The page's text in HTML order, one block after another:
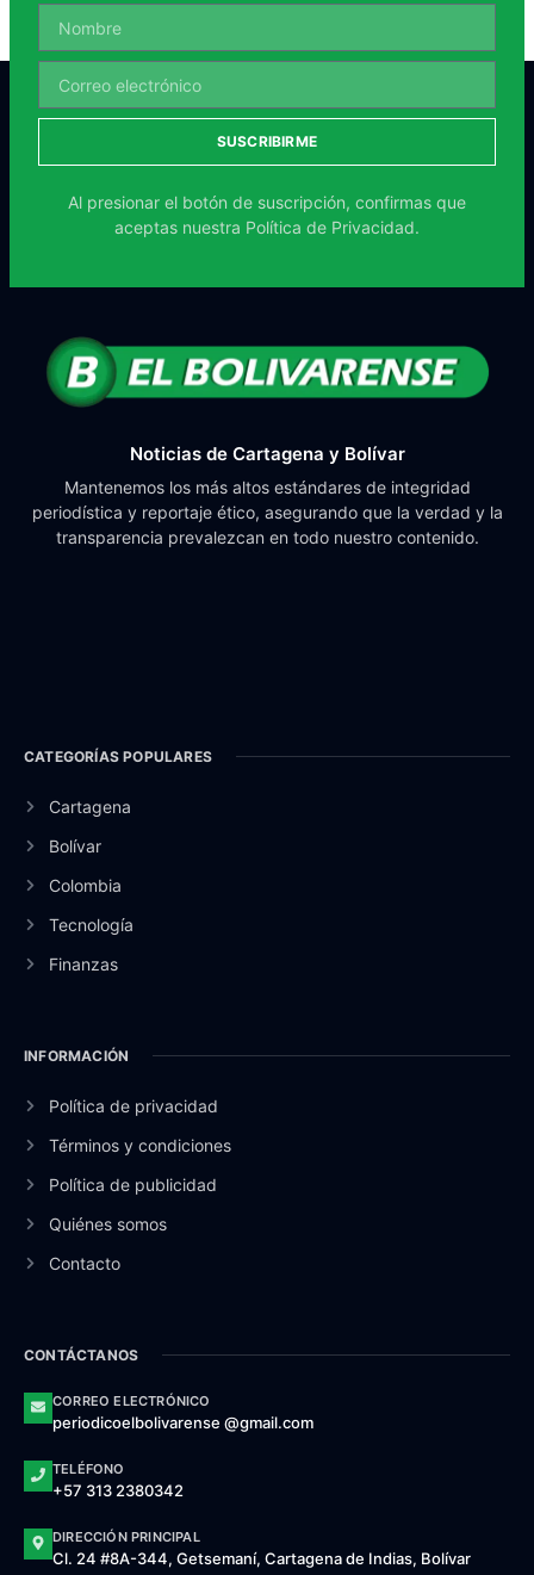
SUSCRIBIRME
Al presionar el botón de suscripción, confirmas que
aceptas nuestra Política de Privacidad.
Noticias de Cartagena y Bolívar
Mantenemos los más altos estándares de integridad
periodística y reportaje ético, asegurando que la verdad y la
transparencia prevalezcan en todo nuestro contenido.
CATEGORÍAS POPULARES
Cartagena
Bolívar
Colombia
Tecnología
Finanzas
INFORMACIÓN
Política de privacidad
Términos y condiciones
Política de publicidad
Quiénes somos
Contacto
CONTÁCTANOS
CORREO ELECTRÓNICO
periodicoelbolivarense @gmail.com
TELÉFONO
+57 313 2380342
DIRECCIÓN PRINCIPAL
Cl. 24 #8A-344, Getsemaní, Cartagena de Indias, Bolívar